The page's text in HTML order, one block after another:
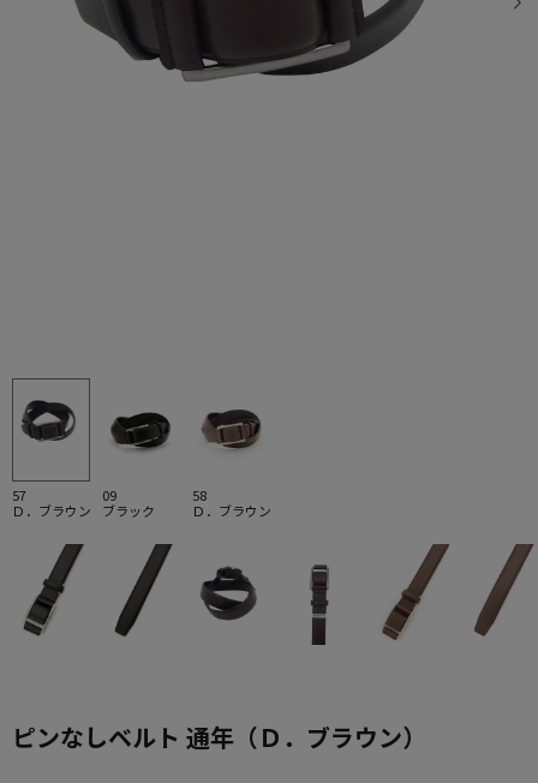
57
Ｄ．ブラウン
09
ブラック
58
Ｄ．ブラウン
ピンなしベルト 通年（Ｄ．ブラウン）